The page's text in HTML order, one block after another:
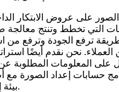
على عروض الابتكار
التي تخطط وتنتج معالجة
ترفع الجودة وترفع من
نحن نقدم أيضًا
على المعلومات المطلوبة
حسابات إعداد الصورة مع
بيئة إجراءات العميل.